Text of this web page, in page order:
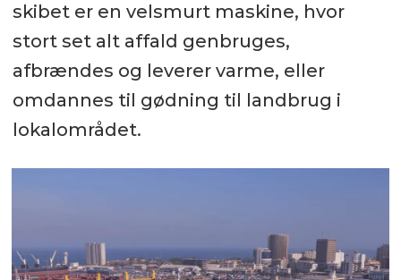
skibet er en velsmurt maskine, hvor
stort set alt affald genbruges,
afbrændes og leverer varme, eller
omdannes til gødning til landbrug i
lokalområdet.